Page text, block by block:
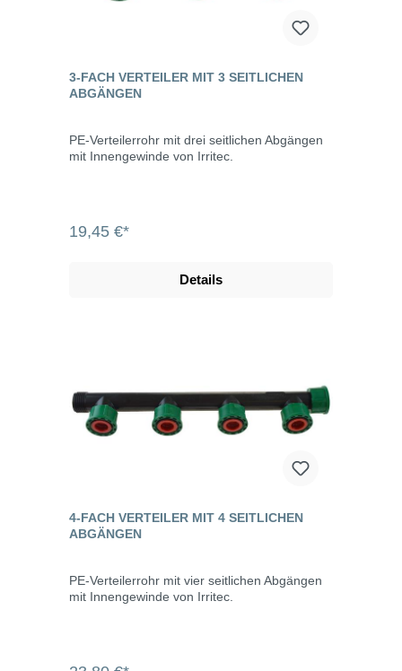
3-FACH VERTEILER MIT 3 SEITLICHEN
ABGÄNGEN
PE-Verteilerrohr mit drei seitlichen Abgängen
mit Innengewinde von Irritec.
19,45 €*
Details
4-FACH VERTEILER MIT 4 SEITLICHEN
ABGÄNGEN
PE-Verteilerrohr mit vier seitlichen Abgängen
mit Innengewinde von Irritec.